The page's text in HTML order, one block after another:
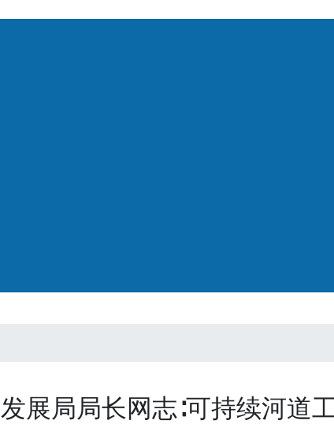
发展局局长网志∶可持续河道